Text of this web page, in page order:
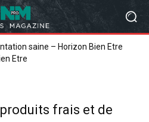
saine – Horizon Bien Etre
Etre
frais et de